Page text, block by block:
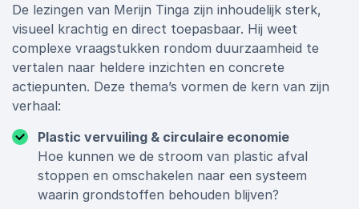
De lezingen van Merijn Tinga zijn inhoudelijk sterk,
visueel krachtig en direct toepasbaar. Hij weet
complexe vraagstukken rondom duurzaamheid te
vertalen naar heldere inzichten en concrete
actiepunten. Deze thema’s vormen de kern van zijn
verhaal:
Plastic vervuiling & circulaire economie
Hoe kunnen we de stroom van plastic afval
stoppen en omschakelen naar een systeem
waarin grondstoffen behouden blijven?